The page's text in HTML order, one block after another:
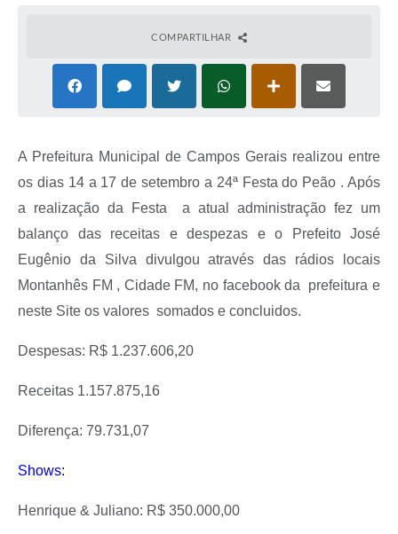
COMPARTILHAR
A Prefeitura Municipal de Campos Gerais realizou entre
os dias 14 a 17 de setembro a 24ª Festa do Peão . Após
a realização da Festa a atual administração fez um
balanço das receitas e despezas e o Prefeito José
Eugênio da Silva divulgou através das rádios locais
Montanhês FM , Cidade FM, no facebook da prefeitura e
neste Site os valores somados e concluidos.
Despesas: R$ 1.237.606,20
Receitas 1.157.875,16
Diferença: 79.731,07
Shows:
Henrique & Juliano: R$ 350.000,00